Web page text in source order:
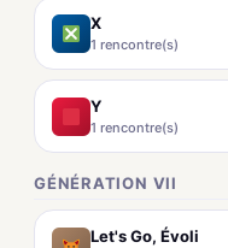
X
1 rencontre(s)
Y
1 rencontre(s)
GÉNÉRATION VII
Let's Go, Évoli